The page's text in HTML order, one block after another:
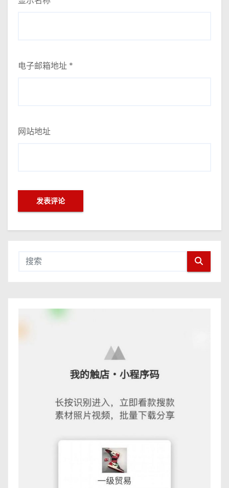
电子邮箱地址 *
网站地址